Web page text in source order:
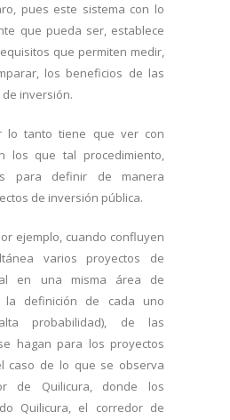
pues este sistema con lo
que pueda ser, establece
que permiten medir,
los beneficios de las
inversión.
lo tanto tiene que ver con
los que tal procedimiento,
para definir de manera
de inversión pública.
ejemplo, cuando confluyen
varios proyectos de
en una misma área de
la definición de cada uno
probabilidad), de las
hagan para los proyectos
caso de lo que se observa
de Quilicura, donde los
Quilicura, el corredor de